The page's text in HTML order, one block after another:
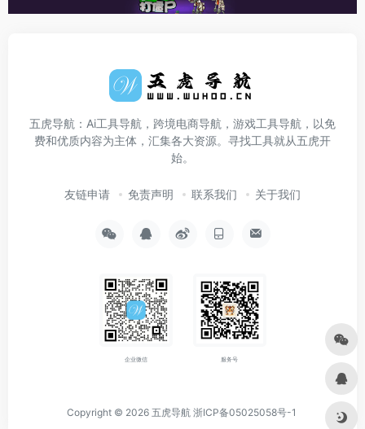
五虎导航：Ai工具导航，跨境电商导航，游戏工具导航，以免
费和优质内容为主体，汇集各大资源。寻找工具就从五虎开
始。
友链申请 免责声明 联系我们 关于我们
企业微信 服务号
Copyright © 2026 五虎导航 浙ICP备05025058号-1